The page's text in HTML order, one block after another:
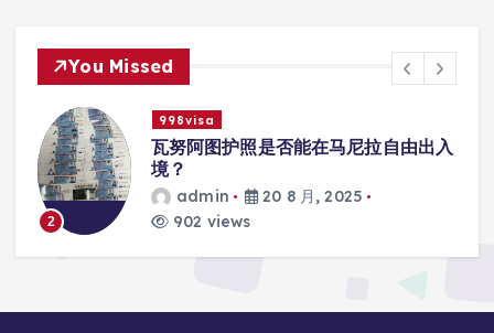
You Missed
3
998visa
瓦努阿图护照是否能在马尼拉使用国际
学校的注册？
admin
20 8 月, 2025
817 views